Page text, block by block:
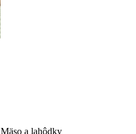
Mäso a lahôdky